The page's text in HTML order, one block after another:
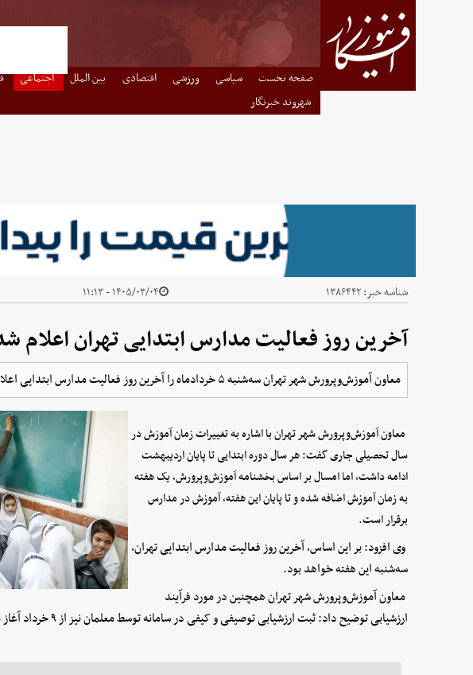
صفحه نخست سیاسی ورزشی اقتصادی بین الملل اجتماعی
شهروند خبرنگار
شناسه خبر:۱۳۸۶۴۴۲ ۱۴۰۵/۰۳/۰۴ - ۱۱:۱۳
آخرین روز فعالیت مدارس ابتدایی تهران اعلام
معاون آموزش‌وپرورش شهر تهران سه‌شنبه ۵ خردادماه را آخرین روز فعالیت مدارس ابتدایی اعلام کرد.
معاون آموزش‌وپرورش شهر تهران با اشاره به تغییرات زمان آموزش در
سال تحصیلی جاری گفت: هر سال دوره ابتدایی تا پایان اردیبهشت
ادامه داشت، اما امسال بر اساس بخشنامه آموزش‌وپرورش، یک هفته
به زمان آموزش اضافه شده و تا پایان این هفته، آموزش در مدارس
برقرار است.
وی افزود: بر این اساس، آخرین روز فعالیت مدارس ابتدایی تهران،
سه‌شنبه این هفته خواهد بود.
معاون آموزش‌وپرورش شهر تهران همچنین در مورد فرآیند
ارزشیابی توضیح داد: ثبت ارزشیابی توصیفی و کیفی در سامانه توسط معلمان نیز از ۹ خرداد آغاز می‌شود.